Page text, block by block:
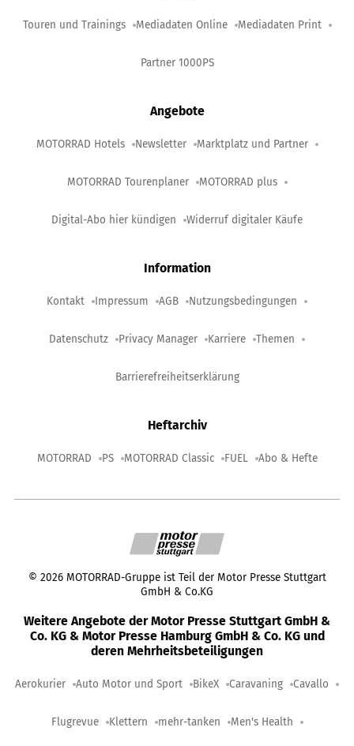
Touren und Trainings Mediadaten Online Mediadaten Print
Partner 1000PS
Angebote
MOTORRAD Hotels Newsletter Marktplatz und Partner
MOTORRAD Tourenplaner MOTORRAD plus
Digital-Abo hier kündigen Widerruf digitaler Käufe
Information
Kontakt Impressum AGB Nutzungsbedingungen
Datenschutz Privacy Manager Karriere Themen
Barrierefreiheitserklärung
Heftarchiv
MOTORRAD PS MOTORRAD Classic FUEL Abo & Hefte
© 2026 MOTORRAD-Gruppe ist Teil der Motor Presse Stuttgart
GmbH & Co.KG
Weitere Angebote der Motor Presse Stuttgart GmbH &
Co. KG & Motor Presse Hamburg GmbH & Co. KG und
deren Mehrheitsbeteiligungen
Aerokurier Auto Motor und Sport BikeX Caravaning Cavallo
Flugrevue Klettern mehr-tanken Men's Health